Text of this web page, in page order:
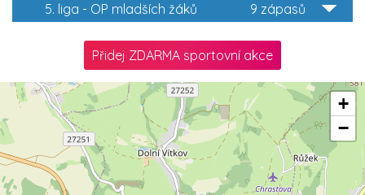
9 zápasů
5. liga - OP mladších žáků
Přidej ZDARMA sportovní akce
+
−